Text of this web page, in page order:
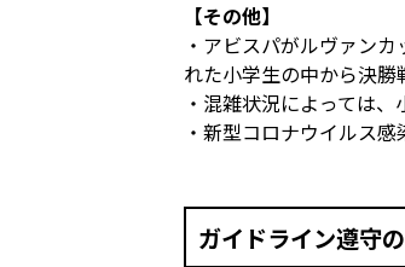
【その他】
・アビスパがルヴァン
れた小学生の中から決勝
・混雑状況によっては
・新型コロナウイルス
ガイドライン遵守